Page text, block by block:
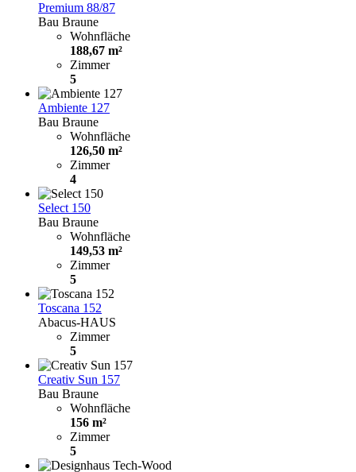
Premium 88/87
Bau Braune
Wohnfläche
188,67 m²
Zimmer
5
Ambiente 127
Bau Braune
Wohnfläche
126,50 m²
Zimmer
4
Select 150
Bau Braune
Wohnfläche
149,53 m²
Zimmer
5
Toscana 152
Abacus-HAUS
Zimmer
5
Creativ Sun 157
Bau Braune
Wohnfläche
156 m²
Zimmer
5